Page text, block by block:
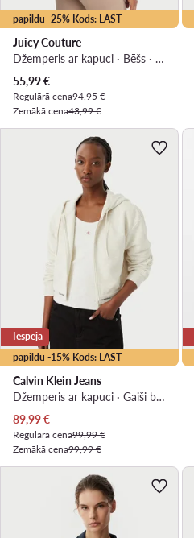
papildu -25% Kods: LAST
Juicy Couture
Džemperis ar kapuci · Bēšs · Slim Fit
Pašreizējā cena
55,99€
Regulārā cena94,95 €
Zemākā cena43,99 €
papildu -15% Kods: LAST
Iespēja
Calvin Klein Jeans
Džemperis ar kapuci · Gaiši bēša · Regular Fit
Pašreizējā cena
89,99€
Regulārā cena99,99 €
Zemākā cena99,99 €